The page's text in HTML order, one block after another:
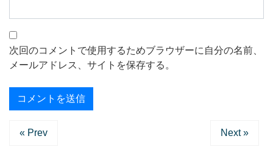
次回のコメントで使用するためブラウザーに自分の名前、
メールアドレス、サイトを保存する。
« Prev Next »